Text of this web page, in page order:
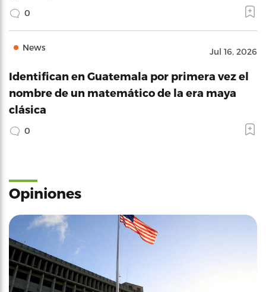
0
News Jul 16, 2026
Identifican en Guatemala por primera vez el
nombre de un matemático de la era maya
clásica
0
Opiniones